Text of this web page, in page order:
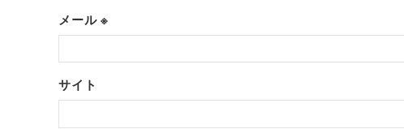
メール※
サイト